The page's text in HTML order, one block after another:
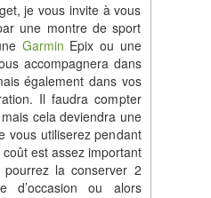
je vous invite à vous
une montre de sport
Garmin Epix ou une
accompagnera dans
également dans vos
Il faudra compter
cela deviendra une
vous utiliserez pendant
est assez important
pourrez la conserver 2
d’occasion ou alors